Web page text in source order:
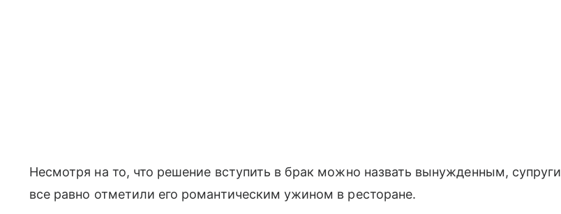
Несмотря на то, что решение вступить в брак можно назвать вынужденным, супруги
все равно отметили его романтическим ужином в ресторане.